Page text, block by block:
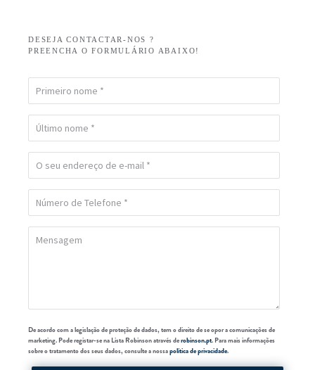
DESEJA CONTACTAR-NOS ?
PREENCHA O FORMULÁRIO ABAIXO!
De acordo com a legislação de proteção de dados, tem o direito de se opor a comunicações de
marketing. Pode registar-se na Lista Robinson através derobinson.pt. Para mais informações
sobre o tratamento dos seus dados, consulte a nossapolítica de privacidade.